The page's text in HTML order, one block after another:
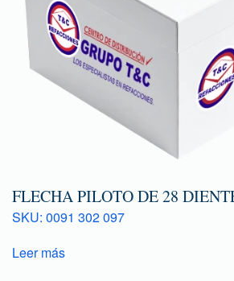
FLECHA PILOTO DE 28
SKU: 0091 302 097
Leer más